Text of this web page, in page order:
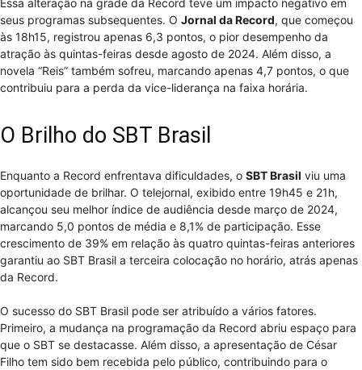
seus programas subsequentes. O Jornal da Record, que começou
às 18h15, registrou apenas 6,3 pontos, o pior desempenho da
atração às quintas-feiras desde agosto de 2024. Além disso, a
novela “Reis” também sofreu, marcando apenas 4,7 pontos, o que
contribuiu para a perda da vice-liderança na faixa horária.
O Brilho do SBT Brasil
Enquanto a Record enfrentava dificuldades, o SBT Brasil viu uma
oportunidade de brilhar. O telejornal, exibido entre 19h45 e 21h,
alcançou seu melhor índice de audiência desde março de 2024,
marcando 5,0 pontos de média e 8,1% de participação. Esse
crescimento de 39% em relação às quatro quintas-feiras anteriores
garantiu ao SBT Brasil a terceira colocação no horário, atrás apenas
da Record.
O sucesso do SBT Brasil pode ser atribuído a vários fatores.
Primeiro, a mudança na programação da Record abriu espaço para
que o SBT se destacasse. Além disso, a apresentação de César
Filho tem sido bem recebida pelo público, contribuindo para o